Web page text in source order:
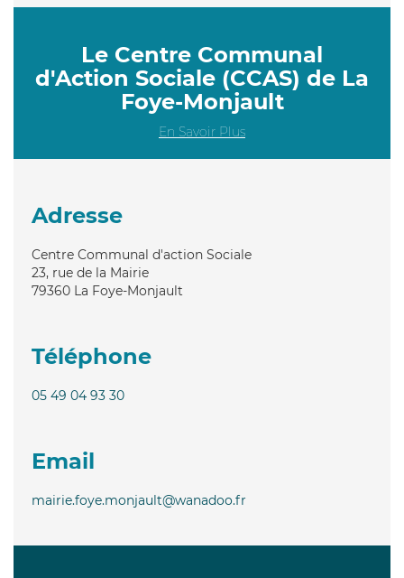
Le Centre Communal
d'Action Sociale (CCAS) de La
Foye-Monjault
En Savoir Plus
Adresse
Centre Communal d'action Sociale
23, rue de la Mairie
79360 La Foye-Monjault
Téléphone
05 49 04 93 30
Email
mairie.foye.monjault@wanadoo.fr